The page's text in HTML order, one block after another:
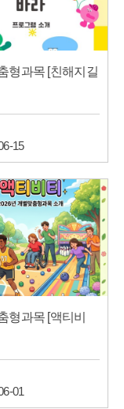
형과목 [친해지길
15
형과목 [액티비
01